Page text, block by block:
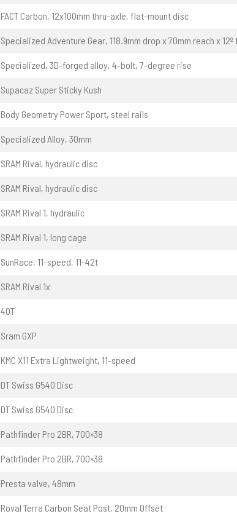
FACT Carbon, 12x100mm thru-axle, flat-mount disc
Specialized Adventure Gear, 118.9mm drop x 70mm reach x
Specialized, 3D-forged alloy, 4-bolt, 7-degree rise
Supacaz Super Sticky Kush
Body Geometry Power Sport, steel rails
Specialized Alloy, 30mm
SRAM Rival, hydraulic disc
SRAM Rival, hydraulic disc
SRAM Rival 1, hydraulic
SRAM Rival 1, long cage
SunRace, 11-speed, 11-42t
SRAM Rival 1x
40T
Sram GXP
KMC X11 Extra Lightweight, 11-speed
DT Swiss G540 Disc
DT Swiss G540 Disc
Pathfinder Pro 2BR, 700×38
Pathfinder Pro 2BR, 700×38
Presta valve, 48mm
Roval Terra Carbon Seat Post, 20mm Offset